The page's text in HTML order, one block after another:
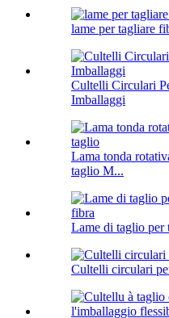
lame per tagliare
Cultelli Circulari
Imballaggi
Lama tonda
taglio M...
Lame di taglio per
Cultelli circulari